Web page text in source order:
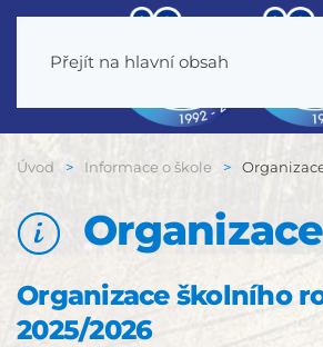
Přejít na hlavní obsah
Úvod Informace o škole
Organizace školního
2025/2026